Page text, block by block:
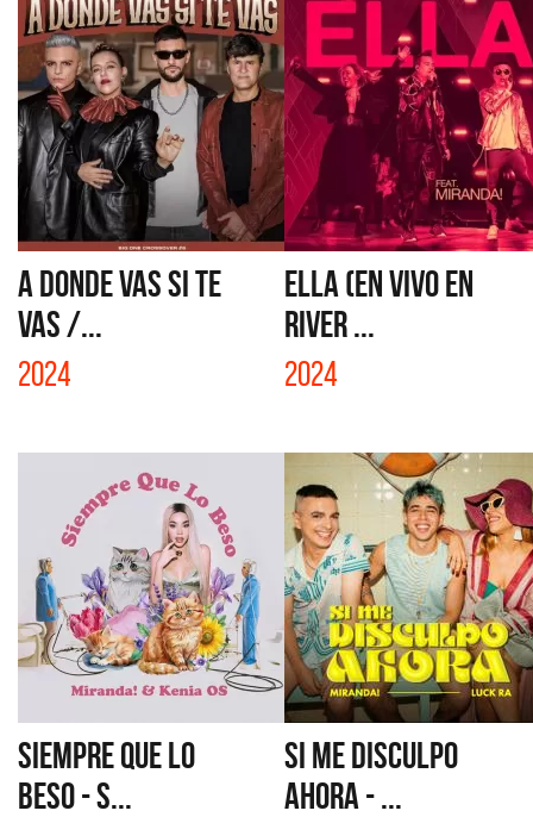
A DONDE VAS SI TE
VAS /...
2024
ELLA (EN VIVO EN
RIVER ...
2024
SIEMPRE QUE LO
BESO - S...
SI ME DISCULPO
AHORA - ...